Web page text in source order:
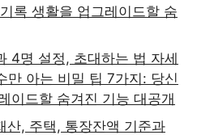
록 생활을 업그레이드할 숨
4명 설정, 초대하는 법 자세
만 아는 비밀 팁 7가지: 당신
이드할 숨겨진 기능 대공개
산, 주택, 통장잔액 기준과